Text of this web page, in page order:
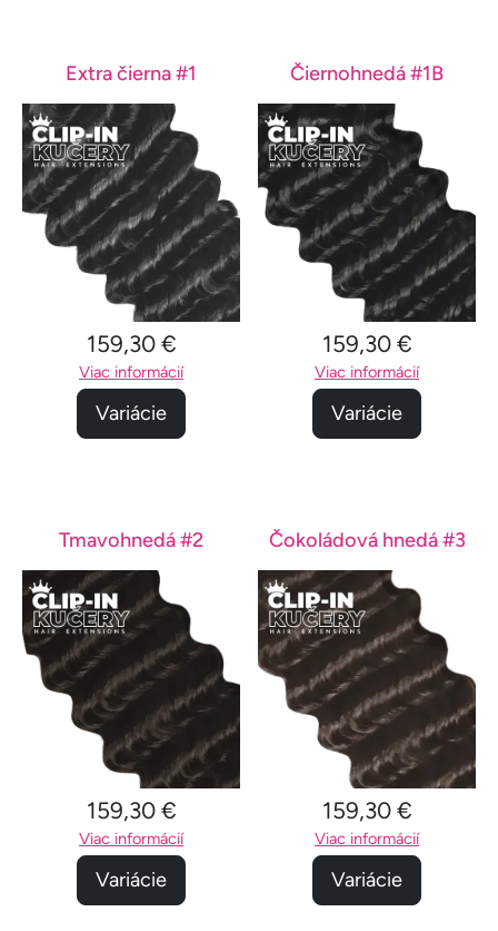
Extra čierna #1
159,30 €
Viac informácií
Variácie
Čiernohnedá #1B
159,30 €
Viac informácií
Variácie
Tmavohnedá #2
159,30 €
Viac informácií
Variácie
Čokoládová hnedá #3
159,30 €
Viac informácií
Variácie